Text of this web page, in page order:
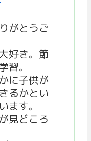
がとうご
好き。節
習。
に子供が
るかとい
ます。
見どころ